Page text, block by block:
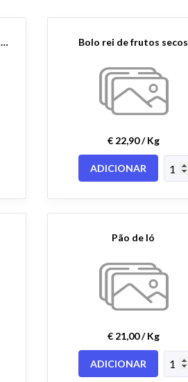
Bolo Rei de chocolate e frutos secos Bolo rei de frutos secos
€ 22,90 / Kg
ADICIONAR
Pão de ló
€ 21,00 / Kg
ADICIONAR